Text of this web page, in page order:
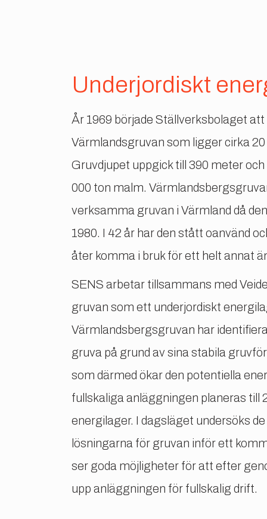
Underjordiskt
År 1969 började Ställverksbolaget
Värmlandsgruvan som ligger cirka
Gruvdjupet uppgick till 390 meter
000 ton malm.
verksamma gruvan i Värmland då
1980. I 42 år har den stått oanvänd
åter komma i bruk för ett helt annat
SENS arbetar tillsammans med
gruvan som ett underjordiskt
Värmlandsbergsgruvan har
gruva på grund av sina stabila
som därmed ökar den potentiella
fullskaliga anläggningen planeras till
energilager. I dagsläget undersöks
lösningarna för gruvan inför ett
ser goda möjligheter för att efter
upp anläggningen för fullskalig drift.